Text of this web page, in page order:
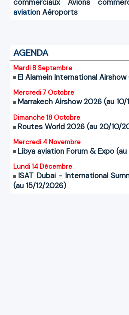
aviation Aéroports
AGENDA
Mardi 8 Septembre
El Alamein International
Mercredi 7 Octobre
Marrakech Airshow 2026 (au
Dimanche 18 Octobre
Routes World 2026 (au 20/10/
Mercredi 4 Novembre
Libya aviation Forum & Expo
Lundi 14 Décembre
ISAT Dubai - International
(au 15/12/2026)